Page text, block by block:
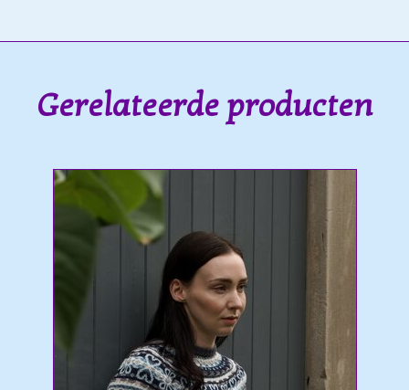
Gerelateerde producten